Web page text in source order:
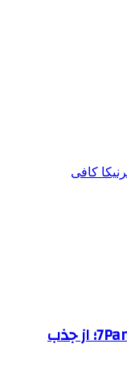
کافی
خدمات شبکه‌های اجتماعی 7Panel؛ از جذب